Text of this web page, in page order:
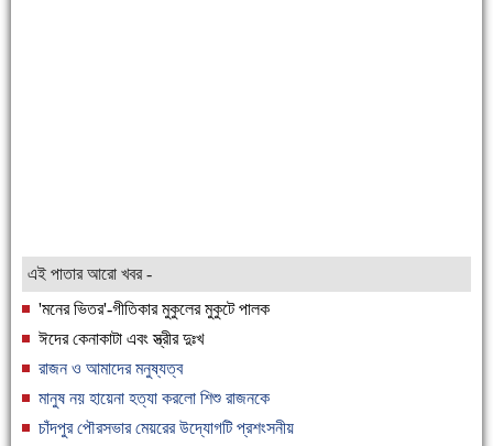
এই পাতার আরো খবর -
'মনের ভিতর'-গীতিকার মুকুলের মুকুটে পালক
ঈদের কেনাকাটা এবং স্ত্রীর দুঃখ
রাজন ও আমাদের মনুষ্যত্ব
মানুষ নয় হায়েনা হত্যা করলো শিশু রাজনকে
চাঁদপুর পৌরসভার মেয়রের উদ্যোগটি প্রশংসনীয়